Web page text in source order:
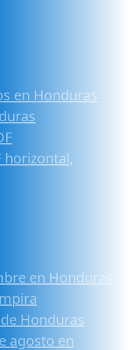
en Honduras
horizontal,
en Honduras
Honduras
agosto en